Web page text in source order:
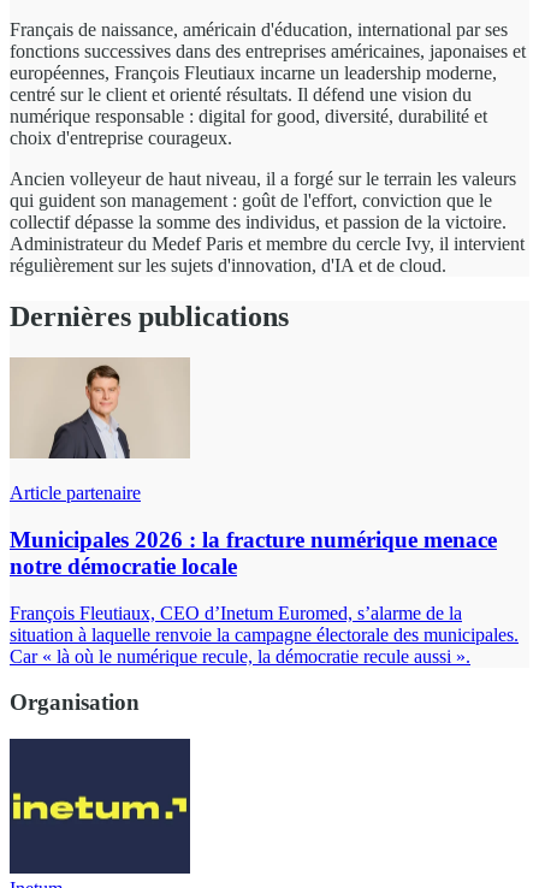
Français de naissance, américain d'éducation, international par ses
fonctions successives dans des entreprises américaines, japonaises et
européennes, François Fleutiaux incarne un leadership moderne,
centré sur le client et orienté résultats. Il défend une vision du
numérique responsable : digital for good, diversité, durabilité et
choix d'entreprise courageux.
Ancien volleyeur de haut niveau, il a forgé sur le terrain les valeurs
qui guident son management : goût de l'effort, conviction que le
collectif dépasse la somme des individus, et passion de la victoire.
Administrateur du Medef Paris et membre du cercle Ivy, il intervient
régulièrement sur les sujets d'innovation, d'IA et de cloud.
Dernières publications
Article partenaire
Municipales 2026 : la fracture numérique menace
notre démocratie locale
François Fleutiaux, CEO d’Inetum Euromed, s’alarme de la
situation à laquelle renvoie la campagne électorale des municipales.
Car « là où le numérique recule, la démocratie recule aussi ».
Organisation